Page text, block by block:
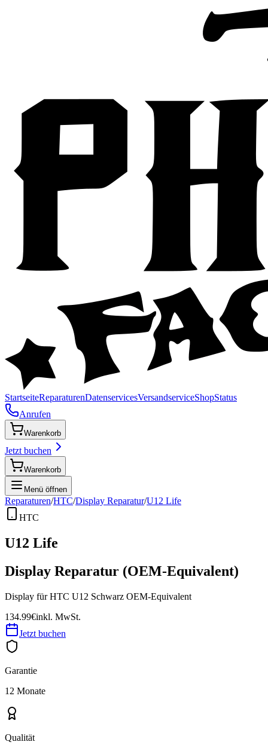
StartseiteReparaturenDatenservicesVersandserviceShopStatus
Anrufen
Warenkorb
Jetzt buchen
Warenkorb
Menü öffnen
Reparaturen/HTC/Display Reparatur/U12 Life
HTC
U12 Life
Display Reparatur (OEM-Equivalent)
Display für HTC U12 Schwarz OEM-Equivalent
134.99€inkl. MwSt.
Jetzt buchen
Garantie
12 Monate
Qualität